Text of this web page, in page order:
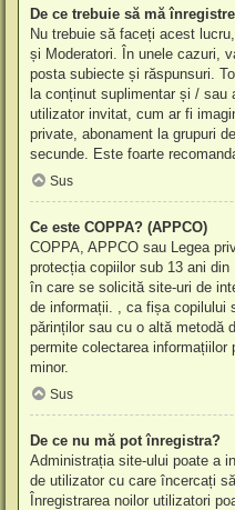
De ce trebuie să mă
Nu trebuie să faceți acest
și Moderatori. În unele cazuri,
posta subiecte și răspunsuri.
la conținut suplimentar și / sau
utilizator invitat, cum ar fi
private, abonament la grupuri
secunde. Este foarte
Sus
Ce este COPPA? (APPCO)
COPPA, APPCO sau Legea
protecția copiilor sub 13 ani
în care se solicită site-uri de
de informații. , ca fișa copilului
părinților sau cu o altă metodă
permite colectarea informațiilor
minor.
Sus
De ce nu mă pot înregistra?
Administrația site-ului poate a
de utilizator cu care încercați
Înregistrarea noilor utilizatori